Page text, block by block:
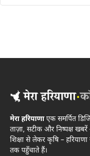
मेरा हरियाणाएक समर्पित
ताज़ा, सटीक और निष्पक्ष
शिक्षा से लेकर कृषि –
तक पहुँचाते हैं।